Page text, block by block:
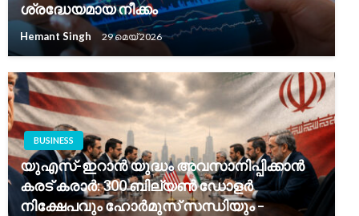
ശ്രദ്ധേയമായ നീക്കം
Hemant Singh 29 മെയ്‌ 2026
BUSINESS
യുഎസ്-ഇറാൻ യുദ്ധം അവസാനിപ്പിക്കാൻ
കരട് കരാർ: 300 ബില്യൺ ഡോളർ
നിക്ഷേപവും ഹോർമുസ് സന്ധിയും –